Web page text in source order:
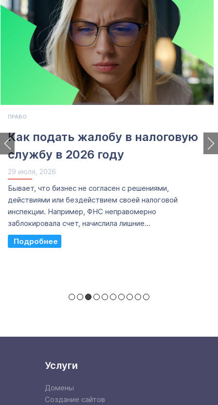
ПРАВО
Как подать жалобу в налоговую
службу в 2026 году
29 июля, 2026
Бывает, что бизнес не согласен с решениями,
действиями или бездействием своей налоговой
инспекции. Например, ФНС неправомерно
заблокировала счет, начислила лишние...
Read More
Услуги
Домены
Создание сайтов